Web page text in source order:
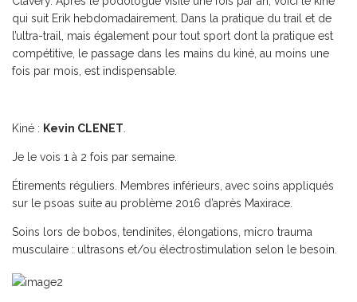
qui suit Erik hebdomadairement. Dans la pratique du trail et de
l’ultra-trail, mais également pour tout sport dont la pratique est
compétitive, le passage dans les mains du kiné, au moins une
fois par mois, est indispensable.
Kiné : Kevin CLENET
Je le vois 1 à 2 fois par semaine.
Étirements réguliers. Membres inférieurs, avec soins appliqués
sur le psoas suite au problème 2016 d’après Maxirace.
Soins lors de bobos, tendinites, élongations, micro trauma
musculaire : ultrasons et/ou électrostimulation selon le besoin.